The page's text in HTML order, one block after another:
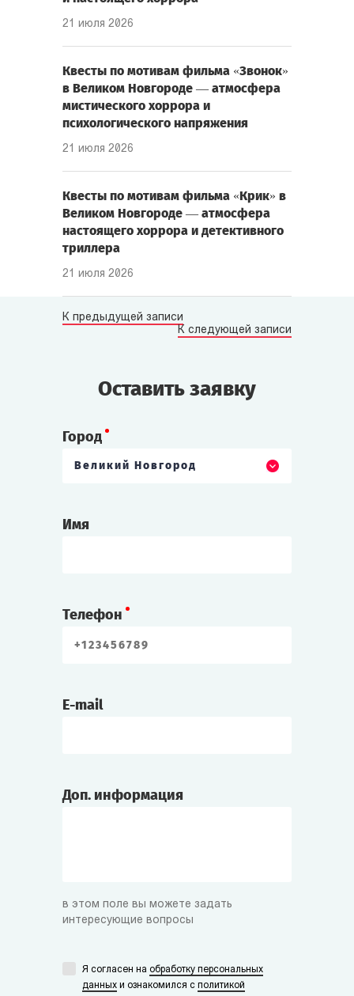
21 июля 2026
Квесты по мотивам фильма «Звонок»
в Великом Новгороде — атмосфера
мистического хоррора и
психологического напряжения
21 июля 2026
Квесты по мотивам фильма «Крик» в
Великом Новгороде — атмосфера
настоящего хоррора и детективного
триллера
21 июля 2026
К предыдущей записи
К следующей записи
Оставить заявку
Город
Великий Новгород
Имя
Телефон
E-mail
Доп. информация
в этом поле вы можете задать
интересующие вопросы
Я согласен на обработку персональных
данных и ознакомился с политикой